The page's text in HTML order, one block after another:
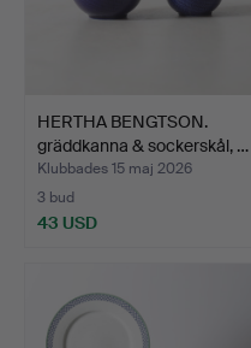
HERTHA BENGTSON.
gräddkanna & sockerskål, …
Klubbades 15 maj 2026
3 bud
43 USD